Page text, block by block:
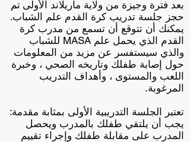
بعد فترة وجيزة من ولاية ماريلاند الأولى تم
حجز جلسة تدريب كرة القدم علم الشباب.
يمكنك أن تتوقع أن تسمع من مدرب كرة
القدم الذي يحمل علم MASA للشباب
والذي سيستفسر عن مزيد من المعلومات
حول إصابة طفلك وتاريخه الصحي ، وخبرة
اللعب والمستوى ، وأهداف التدريب
المرغوبة.
تعتبر الجلسة التدريبية الأولى بمثابة مقدمة:
يجب أن يلتقي طفلك بالمدرب ويحصل
المدرب على مقابلة طفلك وإجراء تقييم